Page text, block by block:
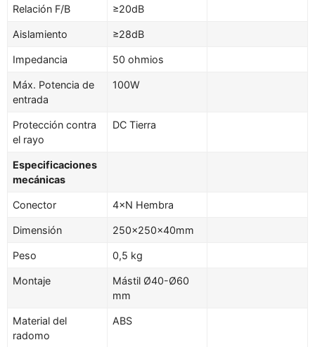
Relación F/B ≥20dB
Aislamiento ≥28dB
Impedancia 50 ohmios
Máx. Potencia de
entrada
100W
Protección contra
el rayo
DC Tierra
Especificaciones
mecánicas
Conector 4×N Hembra
Dimensión 250×250×40mm
Peso 0,5 kg
Montaje
Mástil Ø40-Ø60
mm
Material del
radomo
ABS